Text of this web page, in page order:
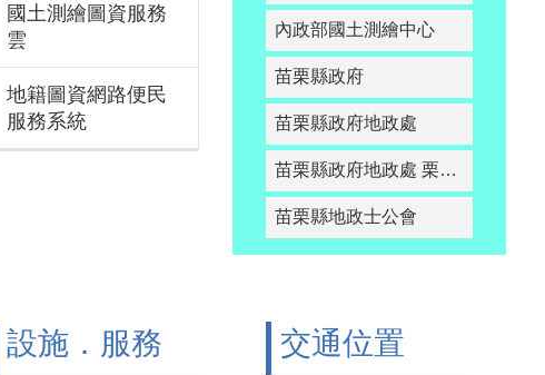
國土測繪圖資服務
雲
地籍圖資網路便民
服務系統
內政部國土測繪中心
苗栗縣政府
苗栗縣政府地政處
苗栗縣政府地政處 栗智網
苗栗縣地政士公會
設施．服務 交通位置